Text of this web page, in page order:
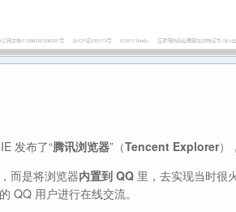
发布了“腾讯浏览器”（Tencent Explorer）
而是将浏览器内置到 QQ 里，去实现当时很
QQ 用户进行在线交流。